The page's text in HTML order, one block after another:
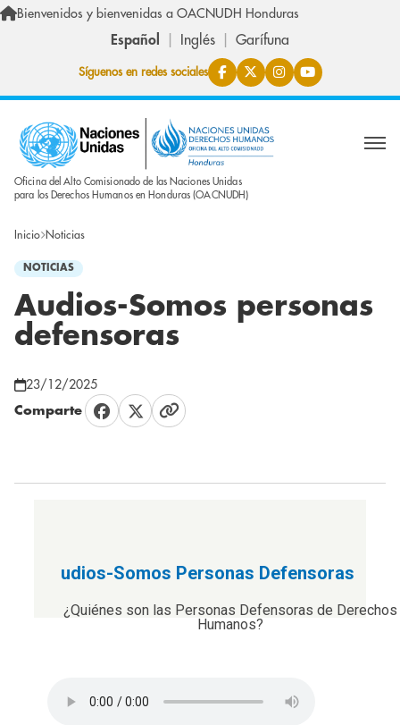
Pasar al contenido principal
Bienvenidos y bienvenidas a OACNUDH Honduras
Español Inglés Garífuna
Síguenos en redes sociales
Oficina del Alto Comisionado de las Naciones Unidas
para los Derechos Humanos en Honduras (OACNUDH)
Inicio Noticias
NOTICIAS
Audios-Somos personas
defensoras
23/12/2025
Comparte
udios-Somos Personas Defensoras
¿Quiénes son las Personas Defensoras de Derechos
Humanos?